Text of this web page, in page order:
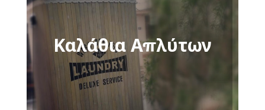
Καλάθια Απλύτων